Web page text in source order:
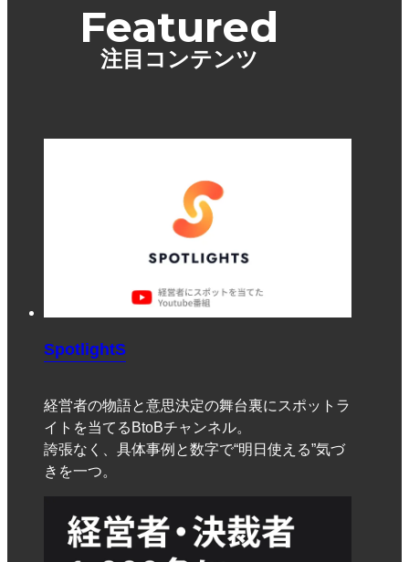
Featured
注目コンテンツ
SpotlightS
経営者の物語と意思決定の舞台裏にスポットラ
イトを当てるBtoBチャンネル。
誇張なく、具体事例と数字で“明日使える”気づ
きを一つ。